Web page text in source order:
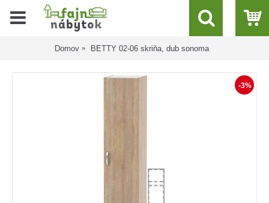
Domov BETTY 02-06 skriňa, dub sonoma
-3%